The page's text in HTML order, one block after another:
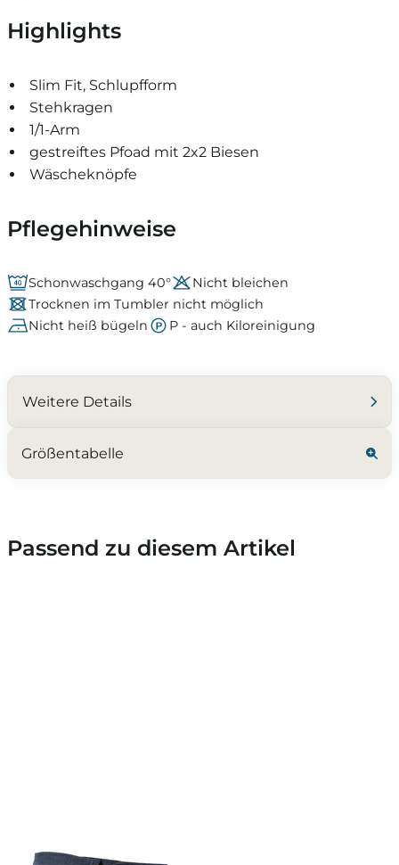
Highlights
Slim Fit, Schlupfform
Stehkragen
1/1-Arm
gestreiftes Pfoad mit 2x2 Biesen
Wäscheknöpfe
Pflegehinweise
Schonwaschgang 40°
Nicht bleichen
Trocknen im Tumbler nicht möglich
Nicht heiß bügeln
P - auch Kiloreinigung
Weitere Details
Größentabelle
Passend zu diesem Artikel